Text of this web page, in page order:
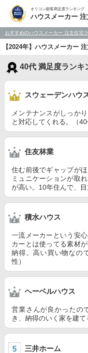
オリコン顧客満足度ランキング
ハウスメーカー
おすすめのハウスメーカー 注文住宅
【2024年】ハウスメーカー
40代 満足度ランキ
スウェーデンハウ
メンテナンスがしっか
と対応してくれる。（40
住友林業
住む前後でギャップが
ミュニケーションが取
が高い。10年住んで、
積水ハウス
一流メーカーという安
カーとは使ってる素材
納得。高い買い物なの
性）
ヘーベルハウス
営業さんが良かったの
き、納得のいく家を建て
三井ホーム